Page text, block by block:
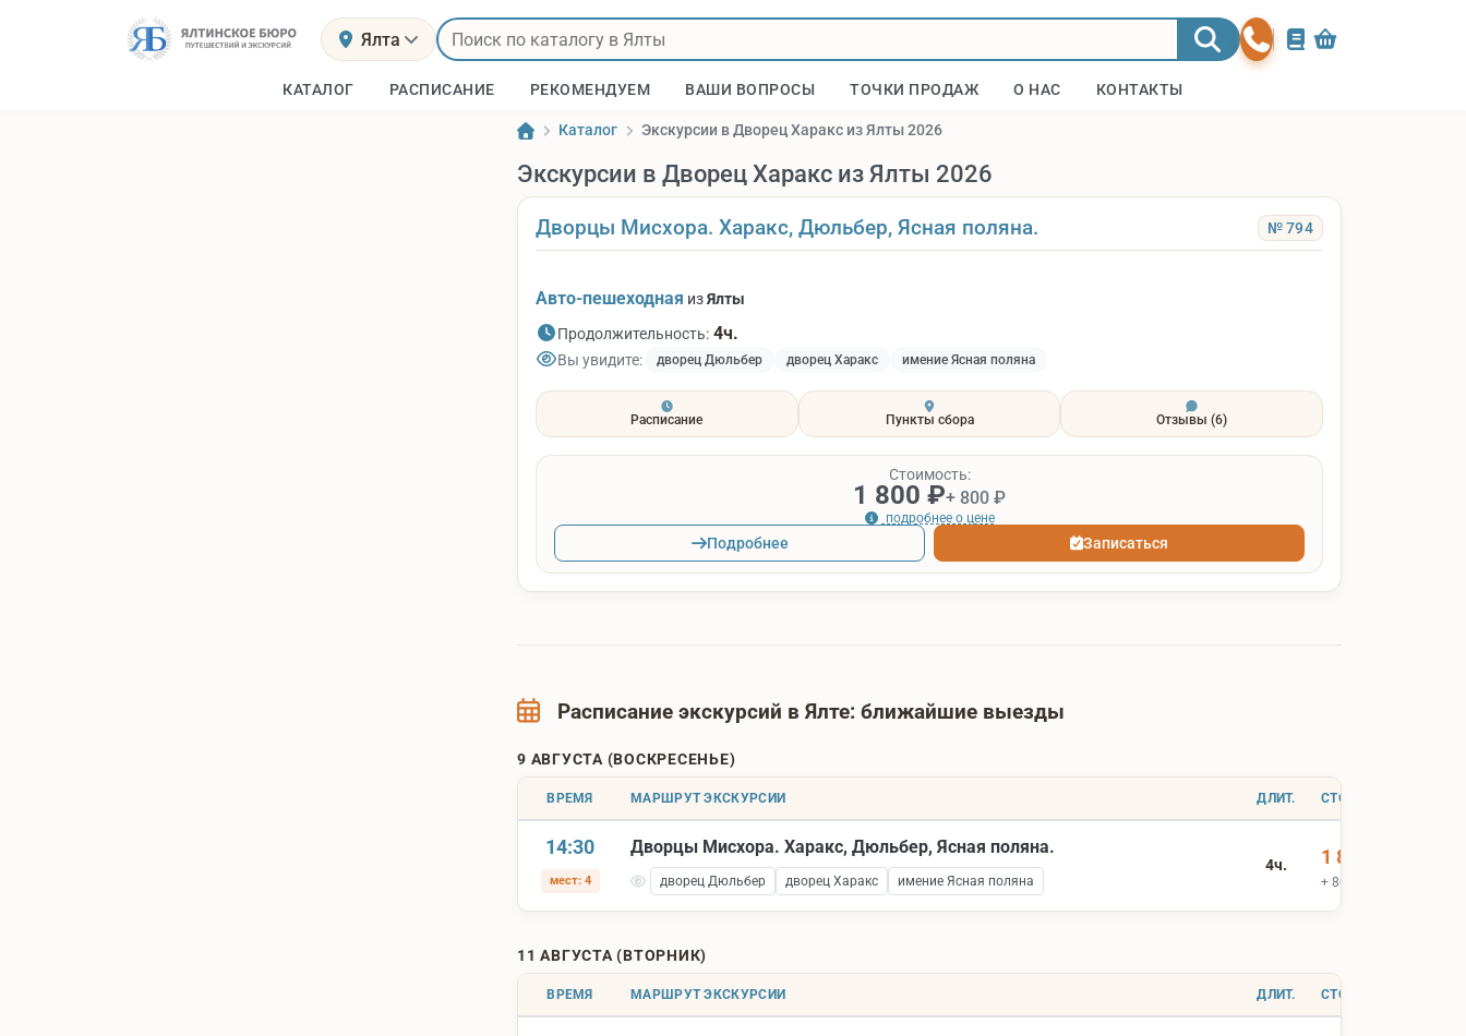
Ялта
КАТАЛОГ РАСПИСАНИЕ РЕКОМЕНДУЕМ ВАШИ ВОПРОСЫ ТОЧКИ ПРОДАЖ О НАС КОНТАКТЫ
Каталог Экскурсии в Дворец Харакс из Ялты 2026
Экскурсии в Дворец Харакс из Ялты 2026
Дворцы Мисхора. Харакс, Дюльбер, Ясная поляна. № 794
Авто-пешеходная изЯлты
Продолжительность: 4ч.
Вы увидите: дворец Дюльбер дворец Харакс имение Ясная поляна
Расписание Пункты сбора Отзывы(6)
Стоимость:
1 800 ₽+ 800 ₽
подробнее о цене
Подробнее Записаться
Расписание экскурсий в Ялте: ближайшие выезды
9 АВГУСТА (ВОСКРЕСЕНЬЕ)
ВРЕМЯ МАРШРУТ ЭКСКУРСИИ ДЛИТ. СТОИМОСТЬ
14:30
мест: 4
Дворцы Мисхора. Харакс, Дюльбер, Ясная поляна.
дворец Дюльбер дворец Харакс имение Ясная поляна
4ч. 1 800 ₽
+ 800 ₽ вх.билеты
11 АВГУСТА (ВТОРНИК)
ВРЕМЯ МАРШРУТ ЭКСКУРСИИ ДЛИТ. СТОИМОСТЬ